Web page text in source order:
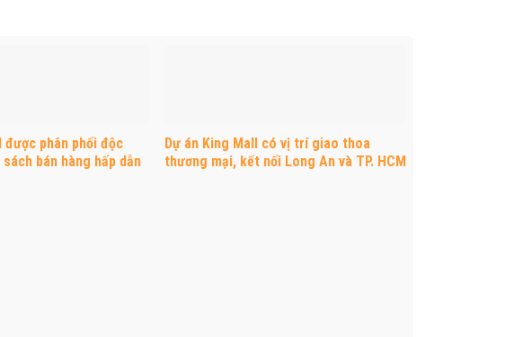
được phân phối độc
bán hàng hấp dẫn
Dự án King Mall có vị trí giao thoa
thương mại, kết nối Long An và TP. HCM